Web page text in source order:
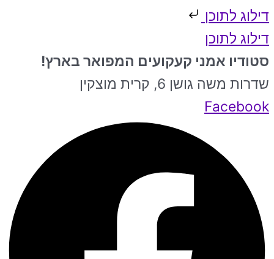
דילוג לתוכן
דילוג לתוכן
סטודיו אמני קעקועים המפואר בארץ!
שדרות משה גושן 6, קרית מוצקין
Facebook